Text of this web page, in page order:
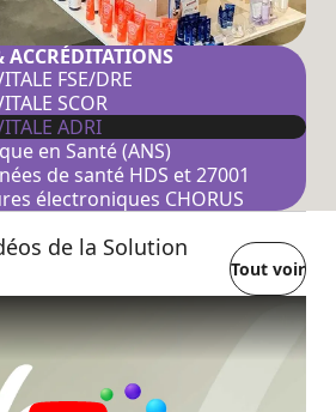
ACCRÉDITATIONS
FSE/DRE
SCOR
ADRI
en Santé (ANS)
de santé HDS et 27001
électroniques CHORUS
de la Solution
Tout voir